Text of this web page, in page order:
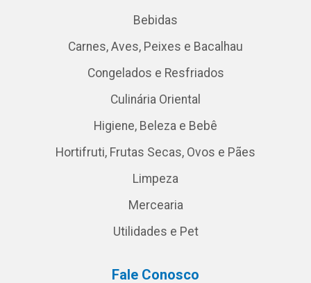
Bebidas
Carnes, Aves, Peixes e Bacalhau
Congelados e Resfriados
Culinária Oriental
Higiene, Beleza e Bebê
Hortifruti, Frutas Secas, Ovos e Pães
Limpeza
Mercearia
Utilidades e Pet
Fale Conosco